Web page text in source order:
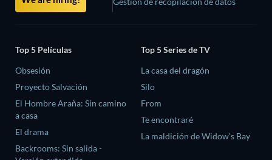
Top 5 Películas
Obsesión
Proyecto Salvación
El Hombre Araña: Sin camino
a casa
El drama
Backrooms: Sin salida -
Top 5 Series de TV
La casa del dragón
Silo
From
Te encontraré
La maldición de Widow's Bay